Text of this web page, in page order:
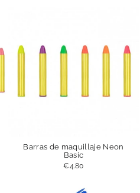
Barras de maquillaje Neon
Basic
€4.80